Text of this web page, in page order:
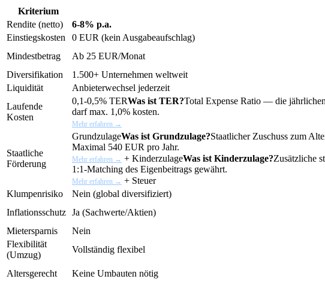
Kriterium
Rendite (netto)
6-8% p.a.
Einstiegskosten
0 EUR (kein Ausgabeaufschlag)
Mindestbetrag
Ab 25 EUR/Monat
Diversifikation
1.500+ Unternehmen weltweit
Liquidität
Anbieterwechsel jederzeit
Laufende
Kosten
0,1-0,5% TERWas ist TER?Total Expense Ratio — die
darf max. 1,0% kosten.
Mehr erfahren →
Staatliche
Förderung
GrundzulageWas ist Grundzulage?Staatlicher Zuschuss zum
Maximal 540 EUR pro Jahr.
Mehr erfahren → + KinderzulageWas ist Kinderzulage?Zusätzliche
1:1-Matching des Eigenbeitrags gewährt.
Mehr erfahren → + Steuer
Klumpenrisiko Nein (global diversifiziert)
Inflationsschutz Ja (Sachwerte/Aktien)
Mietersparnis
Nein
Flexibilität
(Umzug)
Vollständig flexibel
Altersgerecht Keine Umbauten nötig